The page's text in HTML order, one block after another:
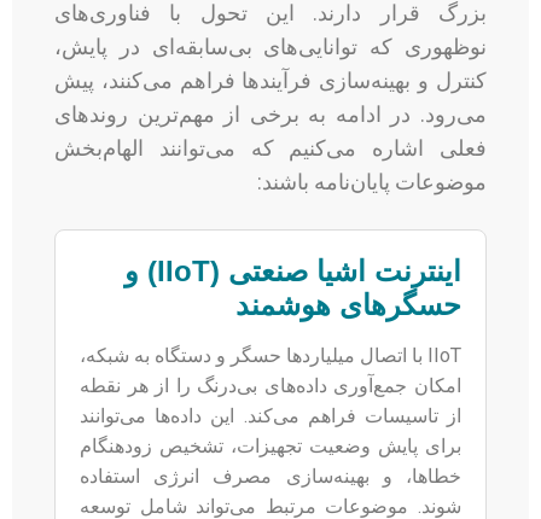
بزرگ قرار دارند. این تحول با فناوری‌های
نوظهوری که توانایی‌های بی‌سابقه‌ای در پایش،
کنترل و بهینه‌سازی فرآیندها فراهم می‌کنند، پیش
می‌رود. در ادامه به برخی از مهم‌ترین روندهای
فعلی اشاره می‌کنیم که می‌توانند الهام‌بخش
موضوعات پایان‌نامه باشند:
اینترنت اشیا صنعتی (IIoT) و
حسگرهای هوشمند
IIoT با اتصال میلیاردها حسگر و دستگاه به شبکه،
امکان جمع‌آوری داده‌های بی‌درنگ را از هر نقطه
از تاسیسات فراهم می‌کند. این داده‌ها می‌توانند
برای پایش وضعیت تجهیزات، تشخیص زودهنگام
خطاها، و بهینه‌سازی مصرف انرژی استفاده
شوند. موضوعات مرتبط می‌تواند شامل توسعه